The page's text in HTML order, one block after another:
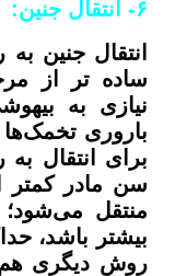
۶-
انتقال جنین:
انتقال جنین
ساده تر از
نیازی به
باروری
برای انتقال
بیشتر باشد،
روش دیگری هم